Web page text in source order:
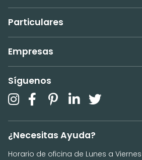
Particulares
Empresas
Síguenos
¿Necesitas Ayuda?
Horario de oficina de Lunes a